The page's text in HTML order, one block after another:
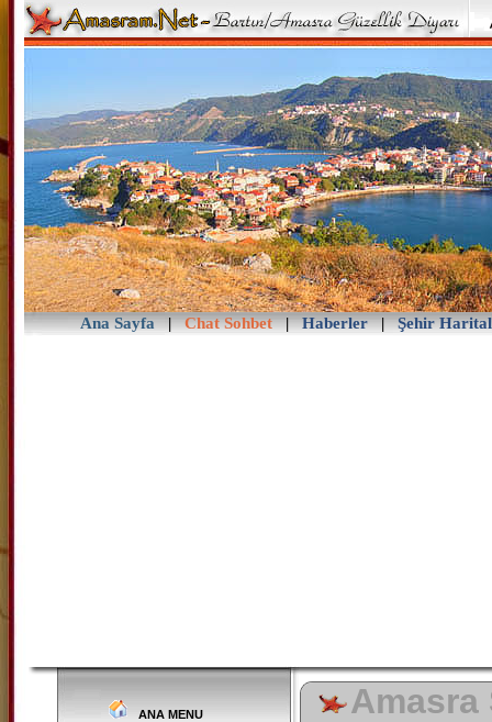
Ana Sayfa | Chat Sohbet |Haberler |Şehir
ANA MENU Amasra